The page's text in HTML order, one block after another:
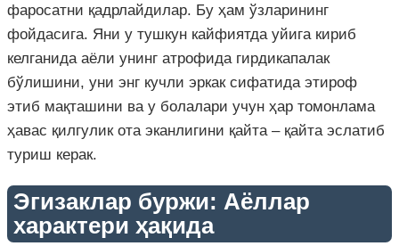
фаросатни қадрлайдилар. Бу ҳам ўзларининг
фойдасига. Яни у тушкун кайфиятда уйига кириб
келганида аёли унинг атрофида гирдикапалак
бўлишини, уни энг кучли эркак сифатида этироф
этиб мақташини ва у болалари учун ҳар томонлама
ҳавас қилгулик ота эканлигини қайта – қайта эслатиб
туриш керак.
Эгизаклар буржи: Аёллар
характери ҳақида